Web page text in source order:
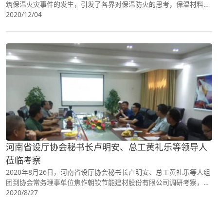
筑保温火灾事件的发生，引发了各界对保温防火的思考，保温材料的
防火性能史无前例的引起了业内各界的高度重视。
2020/12/04
河南省设厅协会秘书长卢明安、总工黄礼乐等领导人
莅临考察
2020年8月26日，河南省设厅协会秘书长卢明安、总工黄礼乐等人组
团到协会常务理事单位焦作朝钦节能建材股份有限公司调研考察，了
解公司产品研发及市场应用情况。 在焦作朝钦节能
2020/8/27